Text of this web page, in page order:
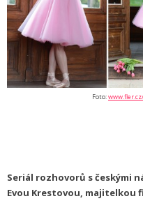
Foto:
Seriál rozhovorů s českými
Evou Krestovou, majitelkou